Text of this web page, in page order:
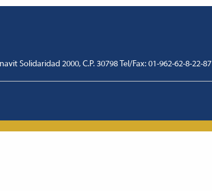
Solidaridad 2000, C.P. 30798 Tel/Fax: 01-962-62-8-22-87